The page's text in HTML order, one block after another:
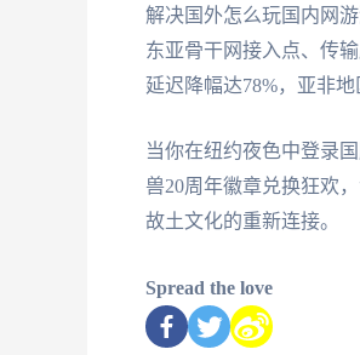
解决国外怎么玩国内网
东亚骨干网接入点、传
延迟降幅达78%，亚非地
当你在纽约夜色中登录
兽20周年徽章兑换狂欢
故土文化的重新连接。
Spread the love